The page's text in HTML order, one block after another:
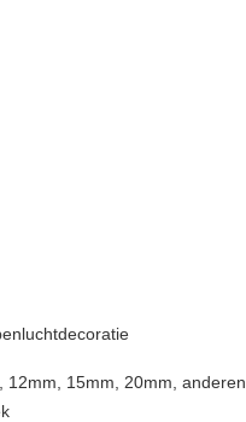
12mm, 15mm, 20mm, anderen